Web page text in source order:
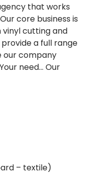
that works
core business is
vinyl cutting and
a full range
our company
need… Our
– textile)